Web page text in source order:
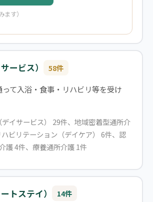
ます）
ービス） 58件
て入浴・食事・リハビリ等を受け
イサービス） 29件、地域密着型通所介
ビリテーション（デイケア） 6件、認
護 4件、療養通所介護 1件
トステイ） 14件